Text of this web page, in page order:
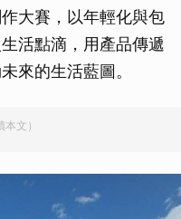
大賽，以年輕化與包
活點滴，用產品傳遞
來的生活藍圖。
文）